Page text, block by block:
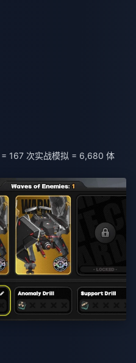
167 次实战模拟 = 6,680 体